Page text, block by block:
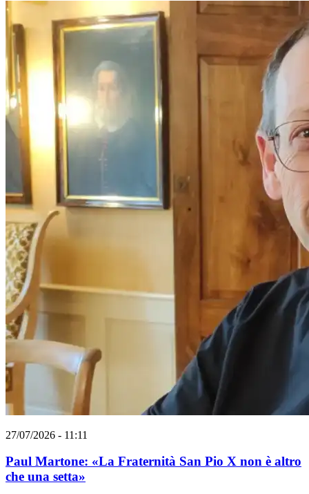
27/07/2026 - 11:11
Paul Martone: «La Fraternità San Pio X non è altro
che una setta»